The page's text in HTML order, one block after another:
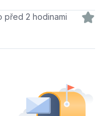
před 2 hodinami